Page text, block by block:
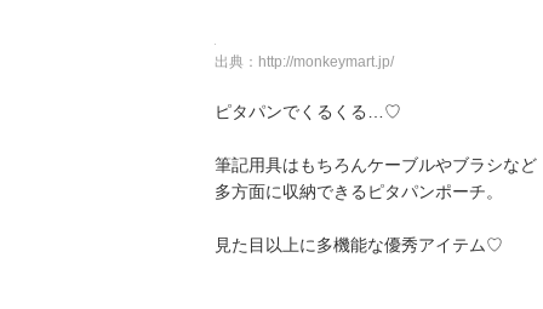
出典： http://monkeymart.jp/
ピタパンでくるくる…♡
筆記用具はもちろんケーブルやブラシなど
多方面に収納できるピタパンポーチ。
見た目以上に多機能な優秀アイテム♡